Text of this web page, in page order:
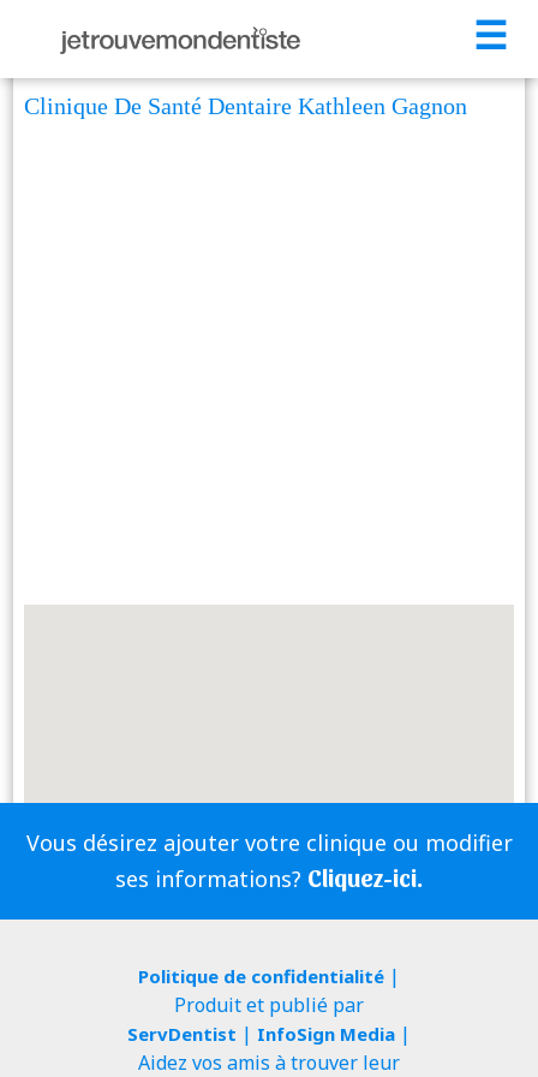
☰
Clinique De Santé Dentaire Kathleen Gagnon
Vous désirez ajouter votre clinique ou modifier
ses informations? Cliquez-ici.
Politique de confidentialité|
Produit et publié par
ServDentist | InfoSign Media|
Aidez vos amis à trouver leur